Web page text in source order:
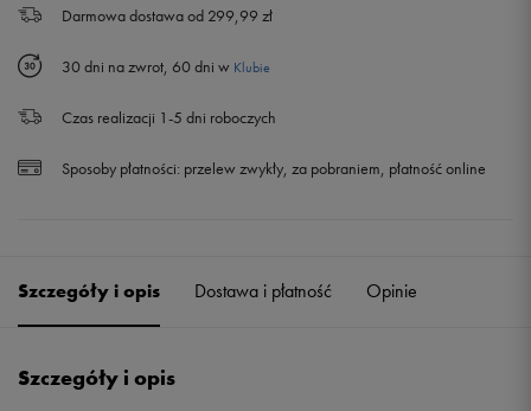
Darmowa dostawa od 299,99 zł
30 dni na zwrot, 60 dni w Klubie
Czas realizacji 1-5 dni roboczych
Sposoby płatności: przelew zwykły, za pobraniem, płatność online
Szczegóły i opis Dostawa i płatność Opinie
Szczegóły i opis